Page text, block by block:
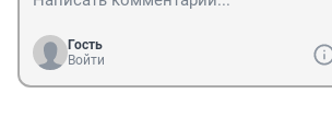
Гость
Войти